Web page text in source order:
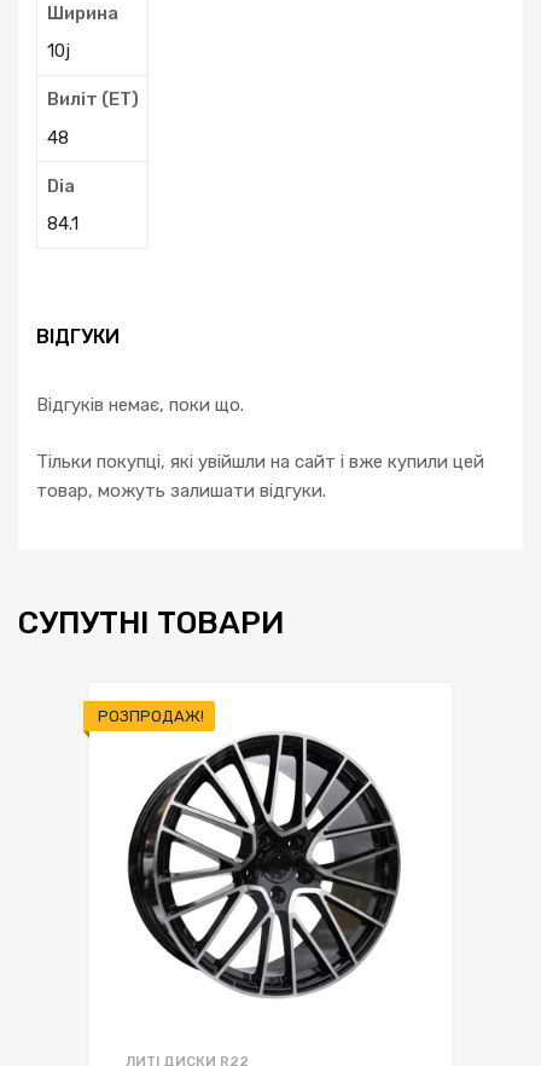
Ширина
10j
Виліт (ЕТ)
48
Dia
84.1
ВІДГУКИ
Відгуків немає, поки що.
Тільки покупці, які увійшли на сайт і вже купили цей
товар, можуть залишати відгуки.
СУПУТНІ ТОВАРИ
РОЗПРОДАЖ!
ЛИТІ ДИСКИ R22